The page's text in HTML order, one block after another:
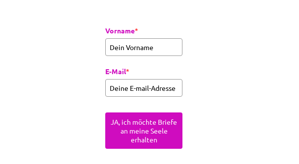
Vorname*
E-Mail*
JA, ich möchte Briefe
an meine Seele
erhalten